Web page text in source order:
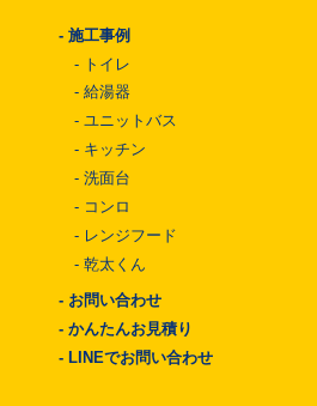
-施工事例
- トイレ
-給湯器
-ユニットバス
- キッチン
-洗面台
- コンロ
- レンジフード
-乾太くん
- お問い合わせ
-かんたんお見積り
-LINEでお問い合わせ